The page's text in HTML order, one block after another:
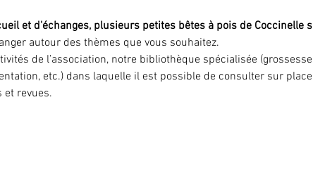
et d'échanges, plusieurs petites bêtes à pois de Coccinelle
autour des thèmes que vous souhaitez.
de l’association, notre bibliothèque spécialisée
etc.) dans laquelle il est possible de consulter sur
et revues.